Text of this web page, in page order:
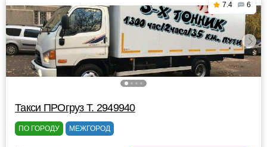
7.4 6
Такси ПРОгруз Т. 2949940
ПО ГОРОДУ МЕЖГОРОД